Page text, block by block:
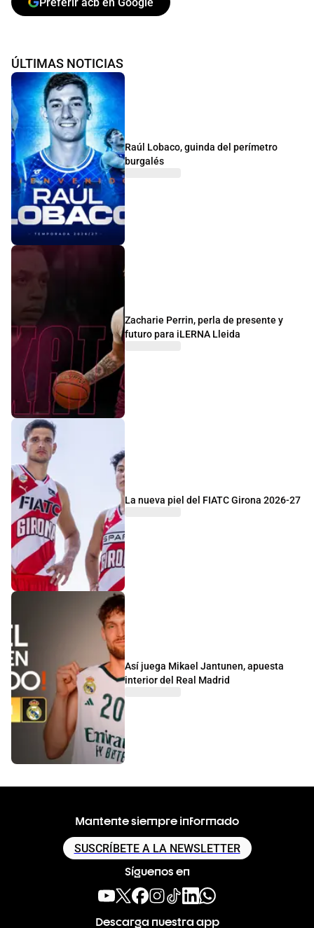
ÚLTIMAS NOTICIAS
Raúl Lobaco, guinda del perímetro
burgalés
Zacharie Perrin, perla de presente y
futuro para iLERNA Lleida
La nueva piel del FIATC Girona 2026-27
Así juega Mikael Jantunen, apuesta
interior del Real Madrid
Mantente siempre informado
SUSCRÍBETE A LA NEWSLETTER
Síguenos en
Descarga nuestra app